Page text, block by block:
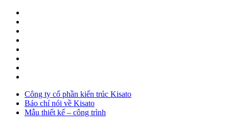
Công ty cổ phần kiến trúc Kisato
Báo chí nói về Kisato
Mẫu thiết kế – công trình